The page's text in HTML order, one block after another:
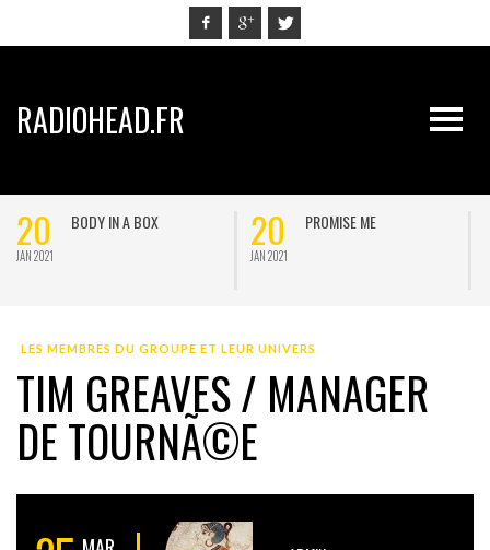
RADIOHEAD.FR
20
JAN 2021
BODY IN A BOX 20
JAN 2021
PROMISE ME
LES MEMBRES DU GROUPE ET LEUR UNIVERS
TIM GREAVES / MANAGER
DE TOURNÃ©E